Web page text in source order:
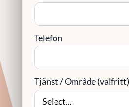
Telefon
Tjänst / Område (valfritt)